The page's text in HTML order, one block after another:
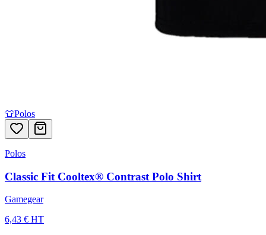
👕Polos
Polos
Classic Fit Cooltex® Contrast Polo Shirt
Gamegear
6,43 € HT